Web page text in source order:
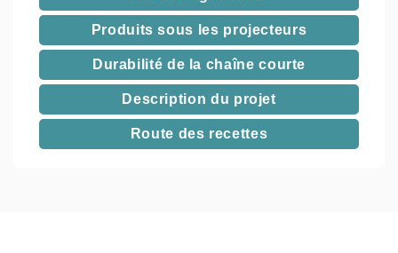
Produits sous les projecteurs
Durabilité de la chaîne courte
Description du projet
Route des recettes